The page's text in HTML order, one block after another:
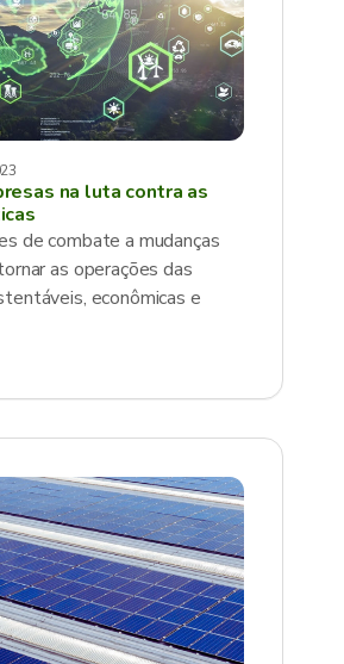
na luta contra as
de combate a mudanças
as operações das
econômicas e